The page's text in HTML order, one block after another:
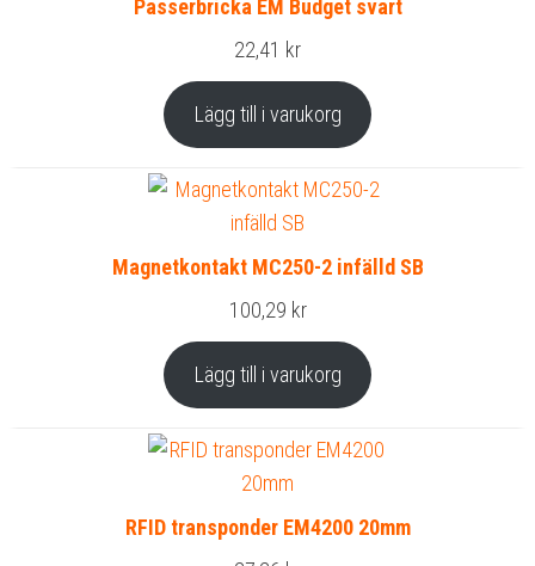
Passerbricka EM Budget svart
22,41 kr
Lägg till i varukorg
Magnetkontakt MC250-2 infälld SB
100,29 kr
Lägg till i varukorg
RFID transponder EM4200 20mm